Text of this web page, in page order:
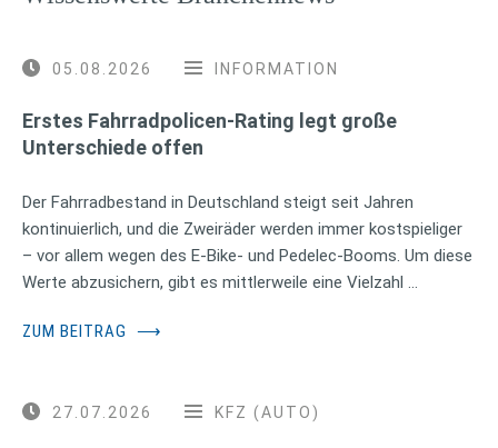
05.08.2026 INFORMATION
Erstes Fahrradpolicen-Rating legt große
Unterschiede offen
Der Fahrradbestand in Deutschland steigt seit Jahren
kontinuierlich, und die Zweiräder werden immer kostspieliger
– vor allem wegen des E-Bike- und Pedelec-Booms. Um diese
Werte abzusichern, gibt es mittlerweile eine Vielzahl …
ZUM BEITRAG ⟶
27.07.2026 KFZ (AUTO)